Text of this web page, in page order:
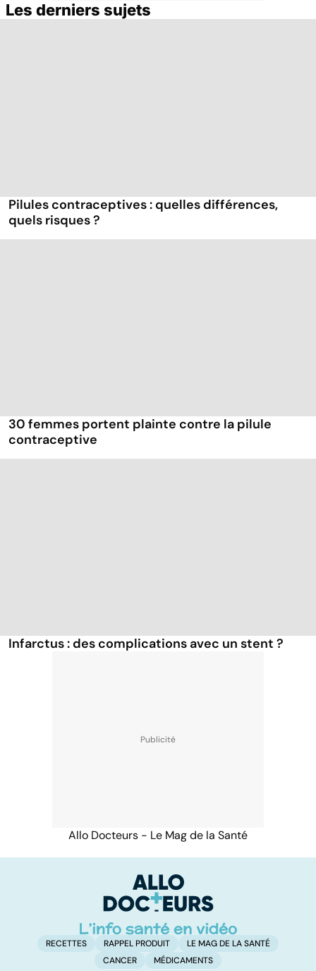
Les derniers sujets
Pilules contraceptives : quelles différences,
quels risques ?
30 femmes portent plainte contre la pilule
contraceptive
Infarctus : des complications avec un stent ?
Allo Docteurs - Le Mag de la Santé
RECETTES RAPPEL PRODUIT
LE MAG DE LA SANTÉ
CANCER
MÉDICAMENTS